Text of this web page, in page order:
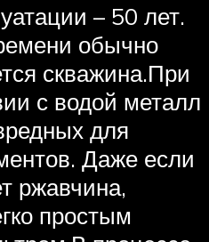
– 50 лет.
обычно
скважина.При
с водой металл
для
Даже если
ржавчина,
простым